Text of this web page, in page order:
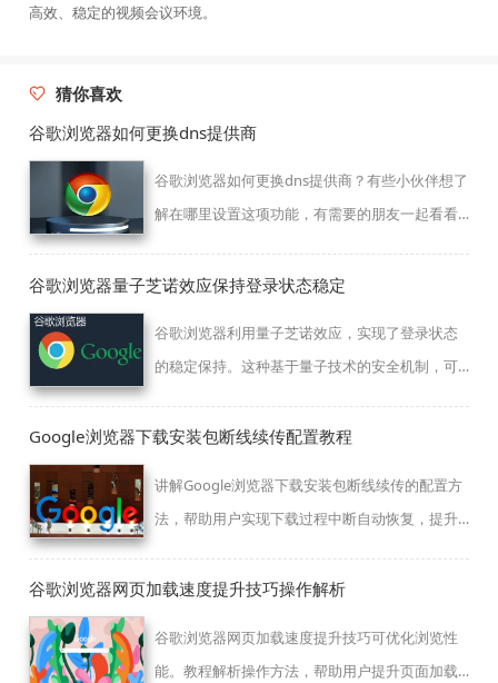
高效、稳定的视频会议环境。
猜你喜欢
谷歌浏览器如何更换dns提供商
谷歌浏览器如何更换dns提供商？有些小伙伴想了
解在哪里设置这项功能，有需要的朋友一起看看
谷歌浏览器量子芝诺效应保持登录状态稳定
谷歌浏览器利用量子芝诺效应，实现了登录状态
的稳定保持。这种基于量子技术的安全机制，可
全。
Google浏览器下载安装包断线续传配置教程
讲解Google浏览器下载安装包断线续传的配置方
法，帮助用户实现下载过程中断自动恢复，提升
谷歌浏览器网页加载速度提升技巧操作解析
谷歌浏览器网页加载速度提升技巧可优化浏览性
能。教程解析操作方法，帮助用户提升页面加载